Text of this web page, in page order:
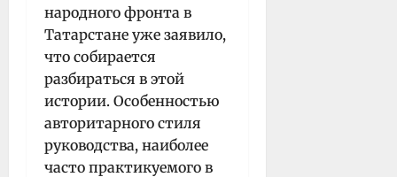
народного фронта в
Татарстане уже заявило,
что собирается
разбираться в этой
истории. Особенностью
авторитарного стиля
руководства, наиболее
часто практикуемого в